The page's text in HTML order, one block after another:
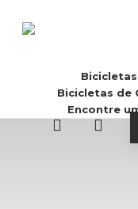
Bicicletas
Bicicletas de
Encontre
Buscar..